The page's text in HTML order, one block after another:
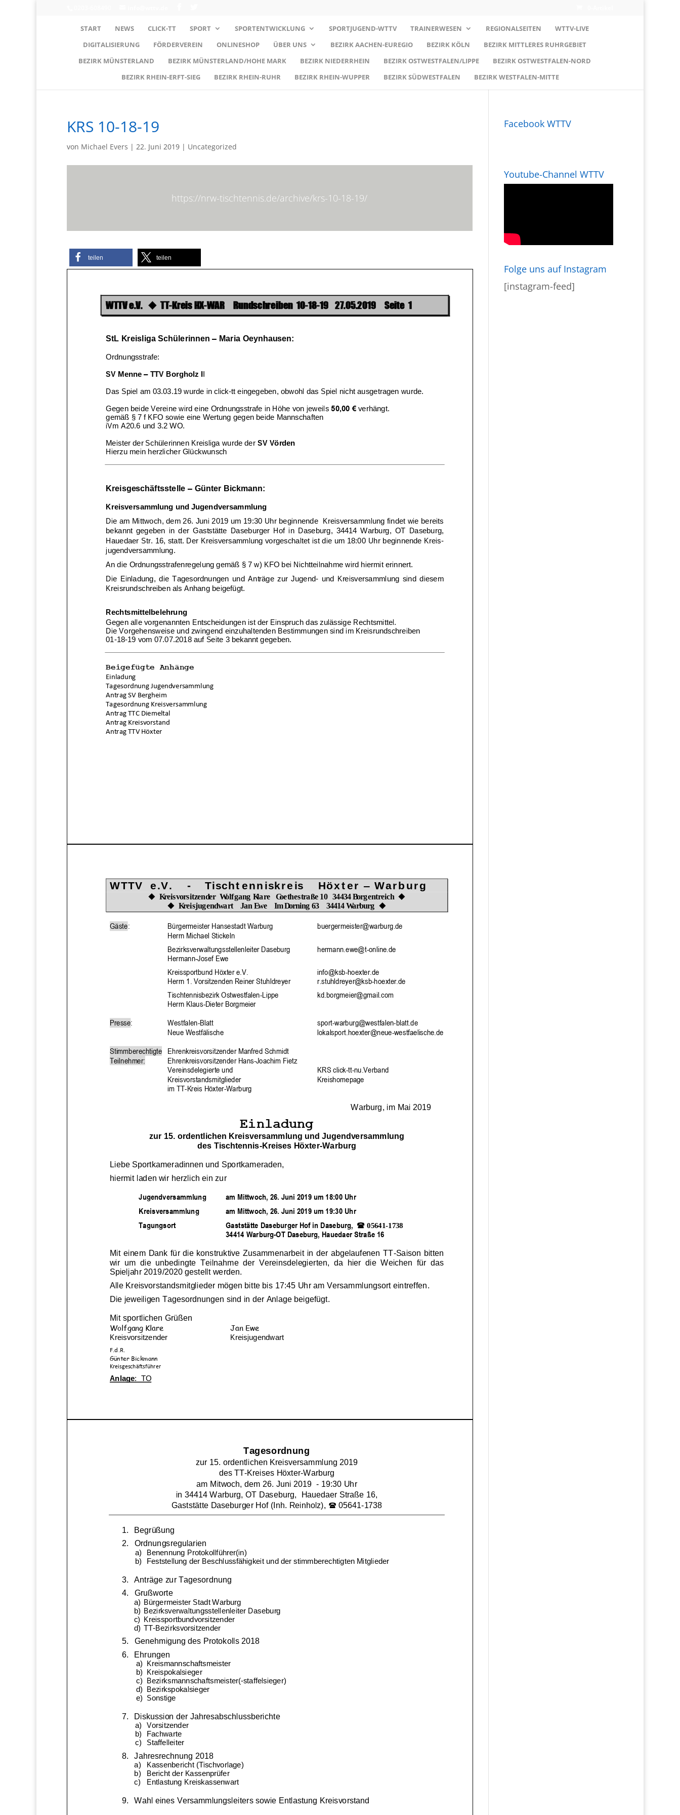
START NEWS CLICK-TT SPORT SPORTENTWICKLUNG SPORTJUGEND-WTTV TRAINERWESEN REGIONALSEITEN
WTTV-LIVE
DIGITALISIERUNG
FÖRDERVEREIN ONLINESHOP ÜBER UNS BEZIRK AACHEN-EUREGIO BEZIRK KÖLN
BEZIRK MITTLERES RUHRGEBIET
BEZIRK MÜNSTERLAND
BEZIRK MÜNSTERLAND/HOHE MARK BEZIRK NIEDERRHEIN BEZIRK OSTWESTFALEN/LIPPE
BEZIRK OSTWESTFALEN-NORD
BEZIRK RHEIN-ERFT-SIEG
BEZIRK RHEIN-RUHR BEZIRK RHEIN-WUPPER BEZIRK SÜDWESTFALEN BEZIRK WESTFALEN-MITTE
KRS 10-18-19
von Michael Evers | 22. Juni 2019 | Uncategorized
https://nrw-tischtennis.de/archive/krs-10-18-19/
teilen teilen
Facebook WTTV
Youtube-Channel WTTV
Folge uns auf Instagram
[instagram-feed]